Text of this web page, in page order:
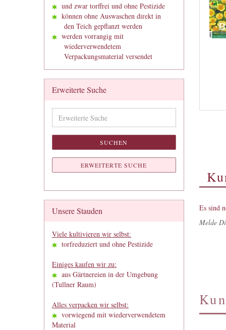
Es sind
Melde
und zwar torffrei und ohne Pestizide
können ohne Auswaschen direkt in
den Teich gepflanzt werden
werden vorrangig mit
wiederverwendetem
Verpackungsmaterial versendet
Erweiterte Suche
Suche
SUCHEN
ERWEITERTE SUCHE
Unsere Stauden
Viele kultivieren wir selbst:
torfreduziert und ohne Pestizide
Einiges kaufen wir zu:
aus Gärtnereien in der Umgebung
(Tullner Raum)
Alles verpacken wir selbst:
vorwiegend mit wiederverwendetem
Material